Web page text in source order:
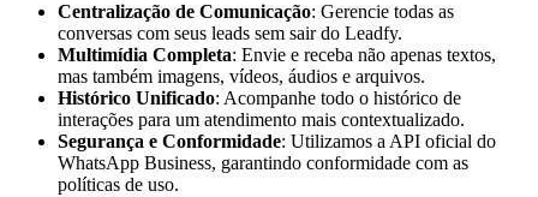
Centralização de Comunicação: Gerencie todas as
conversas com seus leads sem sair do Leadfy.
Multimídia Completa: Envie e receba não apenas textos,
mas também imagens, vídeos, áudios e arquivos.
Histórico Unificado: Acompanhe todo o histórico de
interações para um atendimento mais contextualizado.
Segurança e Conformidade: Utilizamos a API oficial do
WhatsApp Business, garantindo conformidade com as
políticas de uso.